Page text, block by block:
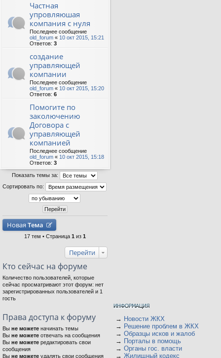
Частная
упровляюшая
компания с нуля
Последнее сообщение
old_forum « 10 окт 2015, 15:21
Ответов: 3
создание
управляющей
компании
Последнее сообщение
old_forum « 10 окт 2015, 15:20
Ответов: 6
Помогите по
заколючению
Договора с
управляющей
компанией
Последнее сообщение
old_forum « 10 окт 2015, 15:18
Ответов: 3
Показать темы за:
Сортировать по:
Новая Тема
17 тем • Страница 1 из 1
Перейти
Кто сейчас на форуме
Количество пользователей, которые
сейчас просматривают этот форум: нет
зарегистрированных пользователей и 1
гость
Права доступа к форуму
Вы не можете начинать темы
Вы не можете отвечать на сообщения
Вы не можете редактировать свои
сообщения
Вы не можете удалять свои сообщения
→ Новости ЖКХ
→ Решение проблем в ЖКХ
→ Образцы исков и жалоб
→ Порталы в помощь
→ Органы гос. власти
→ Жилищный кодекс